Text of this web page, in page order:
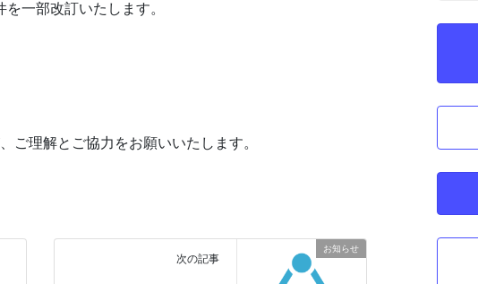
一部改訂いたします。
ご理解とご協力をお願いいたします。
お知らせ
次の記事